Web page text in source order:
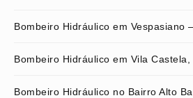
Bombeiro Hidráulico em Vespasiano
Bombeiro Hidráulico em Vila
Bombeiro Hidráulico no Bairro Alto